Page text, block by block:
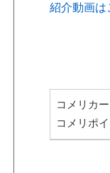
紹介動画は
コメリカ
コメリポ